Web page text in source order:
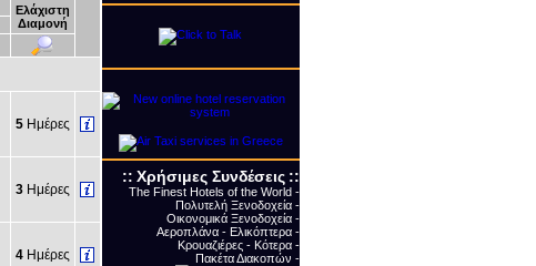
Ελάχιστη
Διαμονή
5Ημέρες
3Ημέρες
4Ημέρες
:: Xρήσιμες Συνδέσεις ::
The Finest Hotels of the World -
Πολυτελή Ξενοδοχεία -
Οικονομικά Ξενοδοχεία -
Αεροπλάνα - Ελικόπτερα -
Κρουαζιέρες - Κότερα -
Πακέτα Διακοπών -